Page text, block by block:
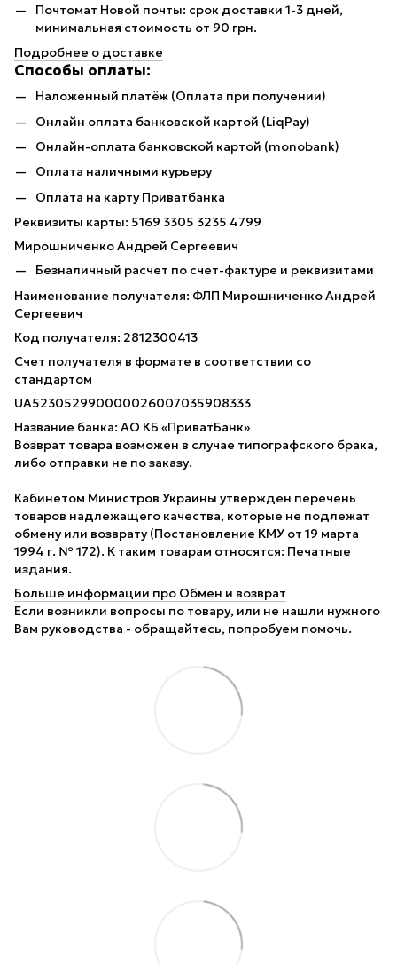
Почтомат Новой почты: срок доставки 1-3 дней,
минимальная стоимость от 90 грн.
Подробнее о доставке
Способы оплаты:
Наложенный платёж (Оплата при получении)
Онлайн оплата банковской картой (LiqPay)
Онлайн-оплата банковской картой (monobank)
Оплата наличными курьеру
Оплата на карту Приватбанка
Реквизиты карты: 5169 3305 3235 4799
Мирошниченко Андрей Сергеевич
Безналичный расчет по счет-фактуре и реквизитами
Наименование получателя: ФЛП Мирошниченко Андрей
Сергеевич
Код получателя: 2812300413
Счет получателя в формате в соответствии со
стандартом
UA523052990000026007035908333
Название банка: АО КБ «ПриватБанк»
Возврат товара возможен в случае типографского брака,
либо отправки не по заказу.
Кабинетом Министров Украины утвержден перечень
товаров надлежащего качества, которые не подлежат
обмену или возврату (Постановление КМУ от 19 марта
1994 г. № 172). К таким товарам относятся: Печатные
издания.
Больше информации про Обмен и возврат
Если возникли вопросы по товару, или не нашли нужного
Вам руководства - обращайтесь, попробуем помочь.